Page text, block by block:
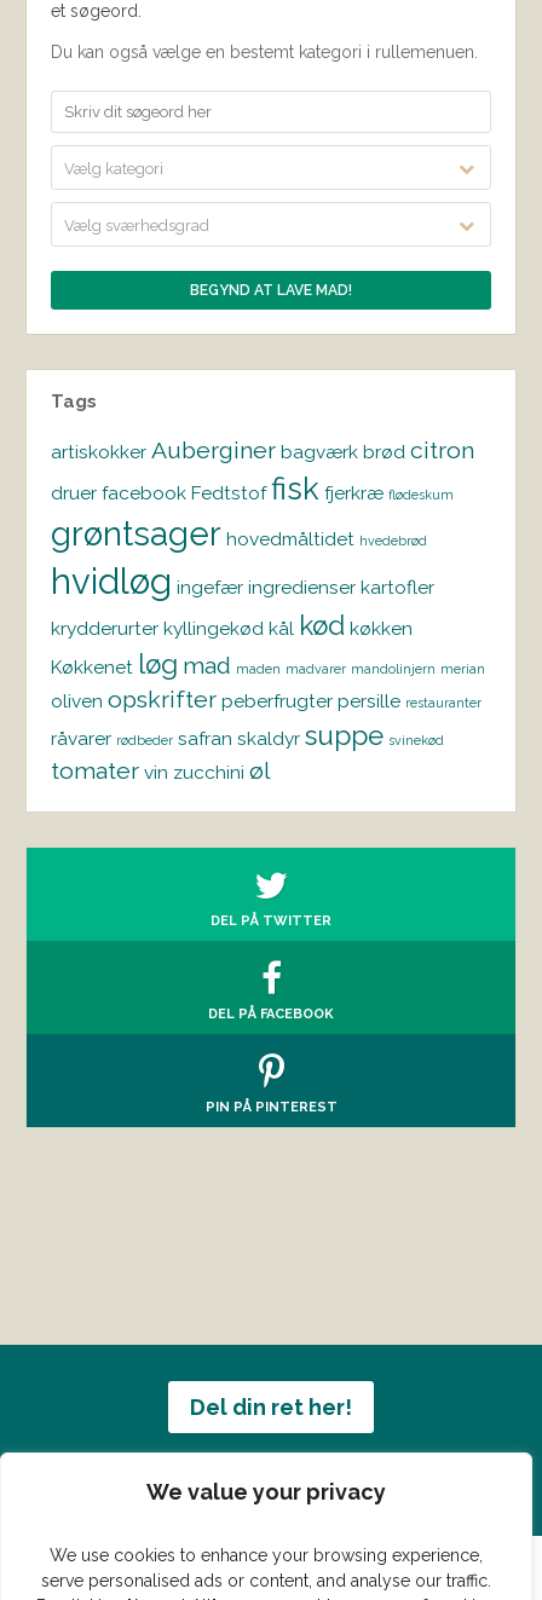
We value your privacy
We use cookies to enhance your browsing experience,
serve personalised ads or content, and analyse our traffic.
et søgeord.
Du kan også vælge en bestemt kategori i rullemenuen.
Vælg kategori
Vælg sværhedsgrad
Tags
artiskokker Auberginer bagværk brød citron
druer facebook Fedtstof fisk fjerkræ flødeskum
grøntsager hovedmåltidet hvedebrød
hvidløg ingefær ingredienser kartofler
krydderurter kyllingekød kål kød køkken
Køkkenet løg mad maden madvarer mandolinjern merian
oliven opskrifter peberfrugter persille restauranter
råvarer rødbeder safran skaldyr suppe svinekød
tomater vin zucchini øl
DEL PÅ TWITTER
DEL PÅ FACEBOOK
PIN PÅ PINTEREST
Del din ret her!
Har du en konge ret du vil dele?